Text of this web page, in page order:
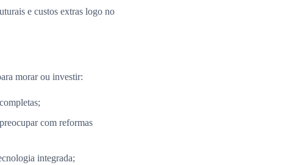
e custos extras logo no
morar ou investir:
com reformas
integrada;